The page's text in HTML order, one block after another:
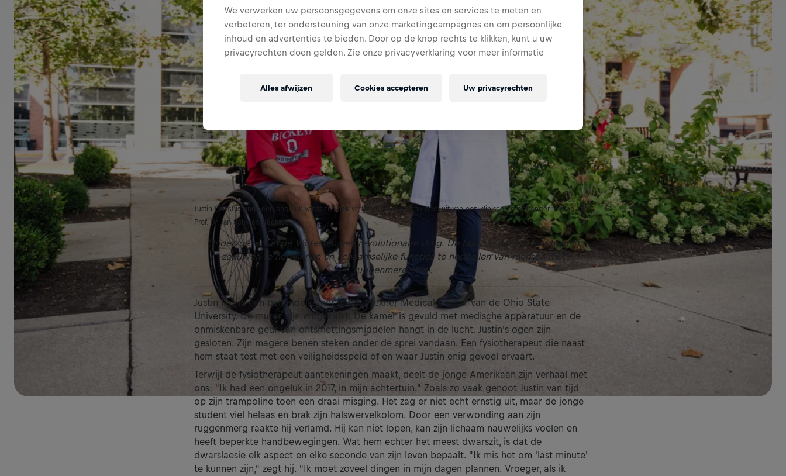
Justin (links) is sinds een ongeluk vanaf zijn nek verlamd. Hij maakt nu deel uit van een klinische proef onder leiding van
Prof. Dr. Jan Schwab (rechts).
Onderzoekers in de VS testen een revolutionaire drug. De hoop is dat het kan helpen
zenuwen te herwinnen en lichaamselijke functies te herstellen van mensen met
ruggenmergletsel.
Justin ligt in een behandelkamer in het Wexner Medical Center van de Ohio State
University. De muren zijn witgekalkt. De kamer is gevuld met medische apparatuur en de
onmiskenbare geur van ontsmettingsmiddelen hangt in de lucht. Justin's ogen zijn
gesloten. Zijn magere benen steken onder de sprei vandaan. Een fysiotherapeut die naast
hem staat test met een veiligheidsspeld of en waar Justin enig gevoel ervaart.
Terwijl de fysiotherapeut aantekeningen maakt, deelt de jonge Amerikaan zijn verhaal met
ons: "Ik had een ongeluk in 2017, in mijn achtertuin." Zoals zo vaak genoot Justin van tijd
op zijn trampoline toen een draai misging. Het zag er niet echt ernstig uit, maar de jonge
student viel helaas en brak zijn halswervelkolom. Door een verwonding aan zijn
ruggenmerg raakte hij verlamd. Hij kan niet lopen, kan zijn lichaam nauwelijks voelen en
heeft beperkte handbewegingen. Wat hem echter het meest dwarszit, is dat de
dwarslaesie elk aspect en elke seconde van zijn leven bepaalt. "Ik mis het om 'last minute'
te kunnen zijn," zegt hij. "Ik moet zoveel dingen in mijn dagen plannen. Vroeger, als ik
We verwerken uw persoonsgegevens om onze sites en services te meten en
verbeteren, ter ondersteuning van onze marketingcampagnes en om persoonlijke
inhoud en advertenties te bieden. Door op de knop rechts te klikken, kunt u uw
privacyrechten doen gelden. Zie onze privacyverklaring voor meer informatie
Uw privacyrechten
Alles afwijzen Cookies accepteren